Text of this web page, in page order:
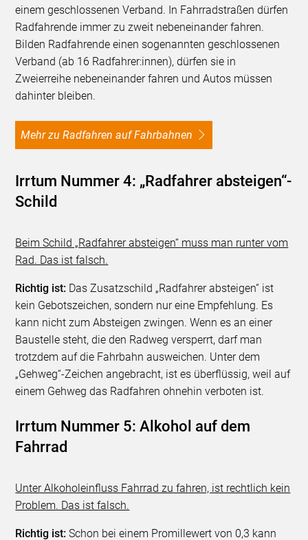
einem geschlossenen Verband. In Fahrradstraßen dürfen
Radfahrende immer zu zweit nebeneinander fahren.
Bilden Radfahrende einen sogenannten geschlossenen
Verband (ab 16 Radfahrer:innen), dürfen sie in
Zweierreihe nebeneinander fahren und Autos müssen
dahinter bleiben.
Mehr zu Radfahren auf Fahrbahnen
Irrtum Nummer 4: „Radfahrer absteigen“-
Schild
Beim Schild „Radfahrer absteigen“ muss man runter vom
Rad. Das ist falsch.
Richtig ist: Das Zusatzschild „Radfahrer absteigen“ ist
kein Gebotszeichen, sondern nur eine Empfehlung. Es
kann nicht zum Absteigen zwingen. Wenn es an einer
Baustelle steht, die den Radweg versperrt, darf man
trotzdem auf die Fahrbahn ausweichen. Unter dem
„Gehweg“-Zeichen angebracht, ist es überflüssig, weil auf
einem Gehweg das Radfahren ohnehin verboten ist.
Irrtum Nummer 5: Alkohol auf dem
Fahrrad
Unter Alkoholeinfluss Fahrrad zu fahren, ist rechtlich kein
Problem. Das ist falsch.
Richtig ist: Schon bei einem Promillewert von 0,3 kann